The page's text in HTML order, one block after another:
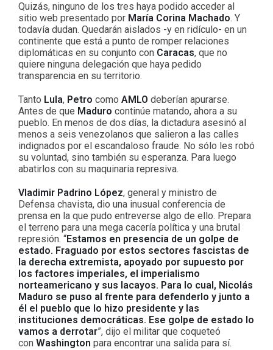
Quizás, ninguno de los tres haya podido acceder al
sitio web presentado por María Corina Machado. Y
todavía dudan. Quedarán aislados -y en ridículo- en un
continente que está a punto de romper relaciones
diplomáticas en su conjunto con Caracas, que no
quiere ninguna delegación que haya pedido
transparencia en su territorio.
Tanto Lula, Petro como AMLO deberían apurarse.
Antes de que Maduro continúe matando, ahora a su
pueblo. En menos de dos días, la dictadura asesinó al
menos a seis venezolanos que salieron a las calles
indignados por el escandaloso fraude. No sólo les robó
su voluntad, sino también su esperanza. Para luego
abatirlos con su maquinaria represiva.
Vladimir Padrino López, general y ministro de
Defensa chavista, dio una inusual conferencia de
prensa en la que pudo entreverse algo de ello. Prepara
el terreno para una mega cacería política y una brutal
represión. “Estamos en presencia de un golpe de
estado. Fraguado por estos sectores fascistas de
la derecha extremista, apoyado por supuesto por
los factores imperiales, el imperialismo
norteamericano y sus lacayos. Para lo cual, Nicolás
Maduro se puso al frente para defenderlo y junto a
él el pueblo que lo hizo presidente y las
instituciones democráticas. Ese golpe de estado lo
vamos a derrotar”, dijo el militar que coqueteó
con Washington para encontrar una salida para sí.